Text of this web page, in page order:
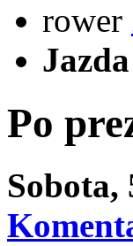
rower
Po
Sobota,